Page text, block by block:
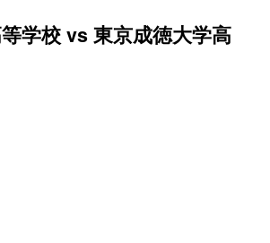
学校 vs 東京成徳大学高